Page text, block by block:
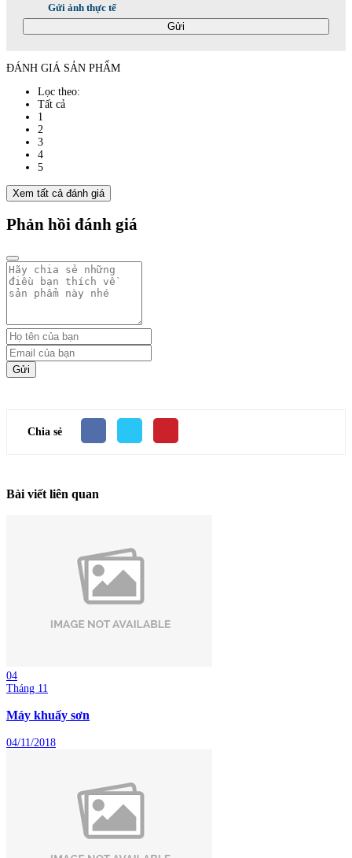
Gửi ảnh thực tế
Gửi
ĐÁNH GIÁ SẢN PHẨM
Lọc theo:
Tất cả
1
2
3
4
5
Xem tất cả đánh giá
Phản hồi đánh giá
Gửi
Chia sẻ
Bài viết liên quan
04
Tháng 11
Máy khuấy sơn
04/11/2018